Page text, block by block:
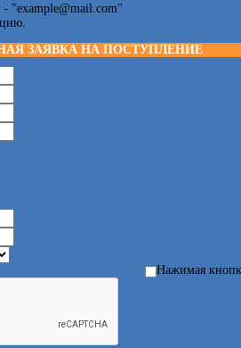
- "example@mail.com"
ЗАЯВКА НА ПОСТУПЛЕНИЕ
Нажимая